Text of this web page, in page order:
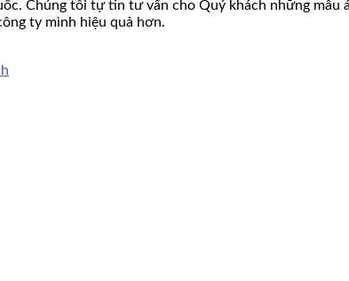
Chúng tôi tự tin tư vấn cho Quý khách những mẫu
ty mình hiệu quả hơn.